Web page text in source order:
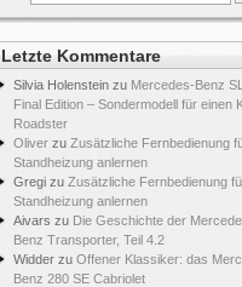
Letzte Kommentare
Silvia Holenstein zu Mercedes-Benz
Final Edition – Sondermodell für einen
Roadster
Oliver zu Zusätzliche Fernbedienung
Standheizung anlernen
Gregi zu Zusätzliche Fernbedienung
Standheizung anlernen
Aivars zu Die Geschichte der
Benz Transporter, Teil 4.2
Widder zu Offener Klassiker: das
Benz 280 SE Cabriolet